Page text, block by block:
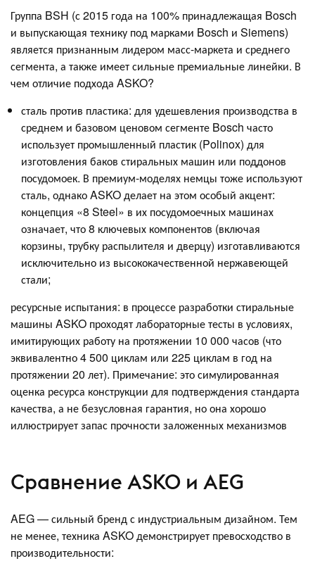
Группа BSH (с 2015 года на 100% принадлежащая Bosch
и выпускающая технику под марками Bosch и Siemens)
является признанным лидером масс-маркета и среднего
сегмента, а также имеет сильные премиальные линейки. В
чем отличие подхода ASKO?
сталь против пластика: для удешевления производства в
среднем и базовом ценовом сегменте Bosch часто
использует промышленный пластик (Polinox) для
изготовления баков стиральных машин или поддонов
посудомоек. В премиум-моделях немцы тоже используют
сталь, однако ASKO делает на этом особый акцент:
концепция «8 Steel» в их посудомоечных машинах
означает, что 8 ключевых компонентов (включая
корзины, трубку распылителя и дверцу) изготавливаются
исключительно из высококачественной нержавеющей
стали;
ресурсные испытания: в процессе разработки стиральные
машины ASKO проходят лабораторные тесты в условиях,
имитирующих работу на протяжении 10 000 часов (что
эквивалентно 4 500 циклам или 225 циклам в год на
протяжении 20 лет). Примечание: это симулированная
оценка ресурса конструкции для подтверждения стандарта
качества, а не безусловная гарантия, но она хорошо
иллюстрирует запас прочности заложенных механизмов
Сравнение ASKO и AEG
AEG — сильный бренд с индустриальным дизайном. Тем
не менее, техника ASKO демонстрирует превосходство в
производительности: